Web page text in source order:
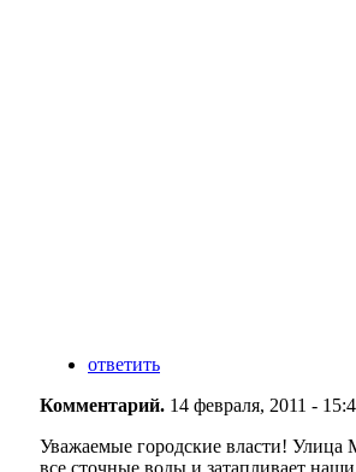
ответить
Комментарий. 14 февраля, 2011 -
Уважаемые городские власти! Улица
все сточные воды и затапливает